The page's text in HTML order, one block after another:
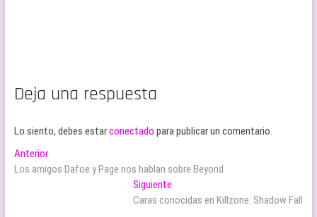
Deja una respuesta
Lo siento, debes estarconectado para publicar un comentario.
Navegación
de
AnteriorEntrada
anterior:
Los amigos Dafoe y Page nos hablan sobre Beyond
Siguiente
siguiente:
Caras conocidas en Killzone: Shadow Fall